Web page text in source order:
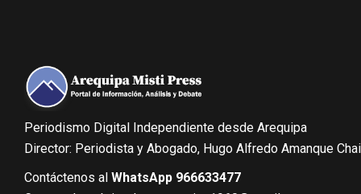
Periodismo Digital Independiente desde Arequipa
Director: Periodista y Abogado, Hugo Alfredo Amanque
Contáctenos al WhatsApp 966633477